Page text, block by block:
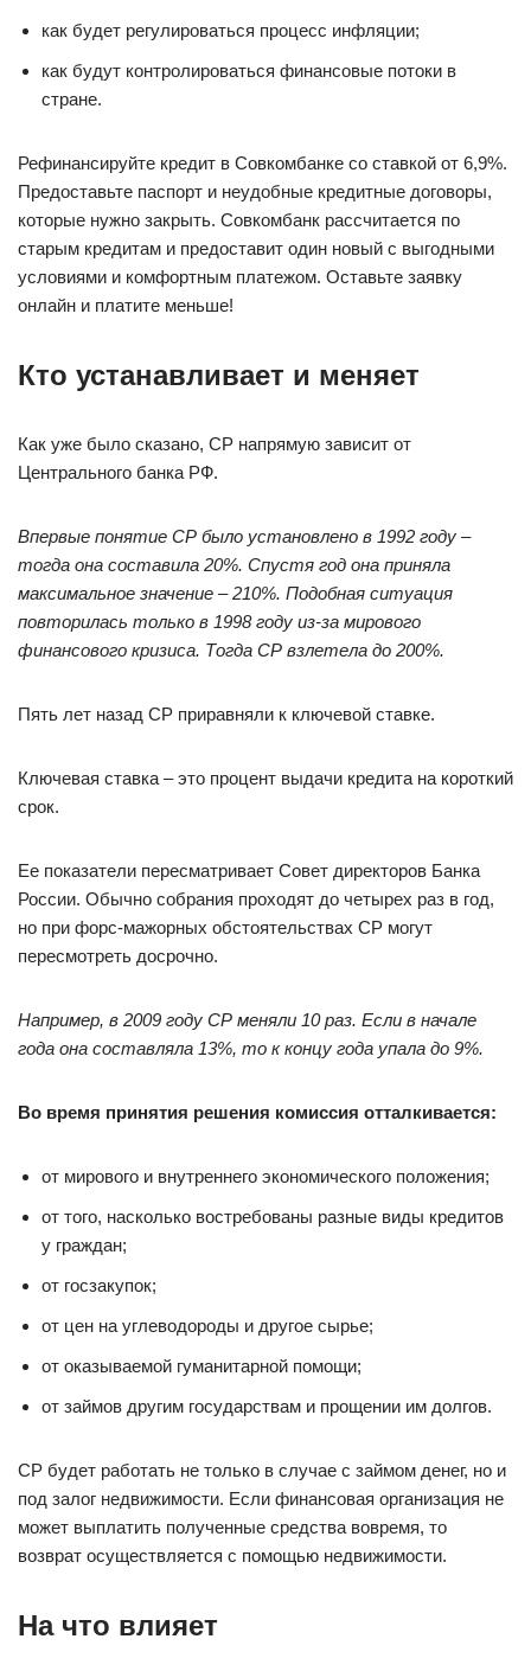
как будет регулироваться процесс инфляции;
как будут контролироваться финансовые потоки в
стране.
Рефинансируйте кредит в Совкомбанке со ставкой от 6,9%.
Предоставьте паспорт и неудобные кредитные договоры,
которые нужно закрыть. Совкомбанк рассчитается по
старым кредитам и предоставит один новый с выгодными
условиями и комфортным платежом. Оставьте заявку
онлайн и платите меньше!
Кто устанавливает и меняет
Как уже было сказано, СР напрямую зависит от
Центрального банка РФ.
Впервые понятие СР было установлено в 1992 году –
тогда она составила 20%. Спустя год она приняла
максимальное значение –210%. Подобная ситуация
повторилась только в 1998 году из-за мирового
финансового кризиса. Тогда СР взлетела до 200%.
Пять лет назад СР приравняли к ключевой ставке.
Ключевая ставка – это процент выдачи кредита на короткий
срок.
Ее показатели пересматривает Совет директоров Банка
России. Обычно собрания проходят до четырех раз в год,
но при форс-мажорных обстоятельствах СР могут
пересмотреть досрочно.
Например, в 2009 году СР меняли 10 раз. Если в начале
года она составляла 13%, то к концу года упала до 9%.
Во время принятия решения комиссия отталкивается:
от мирового и внутреннего экономического положения;
от того, насколько востребованы разные виды кредитов
у граждан;
от госзакупок;
от цен на углеводороды и другое сырье;
от оказываемой гуманитарной помощи;
от займов другим государствам и прощении им долгов.
СР будет работать не только в случае с займом денег, но и
под залог недвижимости. Если финансовая организация не
может выплатить полученные средства вовремя, то
возврат осуществляется с помощью недвижимости.
На что влияет